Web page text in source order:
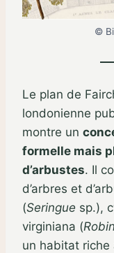
©
Le plan de
londonienne
montre un
formelle mais
d’arbustes. Il
d’arbres et
(Seringue sp.),
virginiana (
un habitat riche